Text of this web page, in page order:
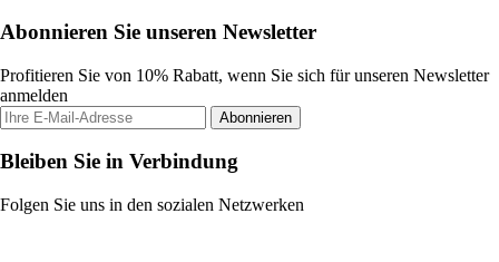
Abonnieren Sie unseren Newsletter
Profitieren Sie von 10% Rabatt, wenn Sie sich für unseren Newsletter
anmelden
Abonnieren
Bleiben Sie in Verbindung
Folgen Sie uns in den sozialen Netzwerken